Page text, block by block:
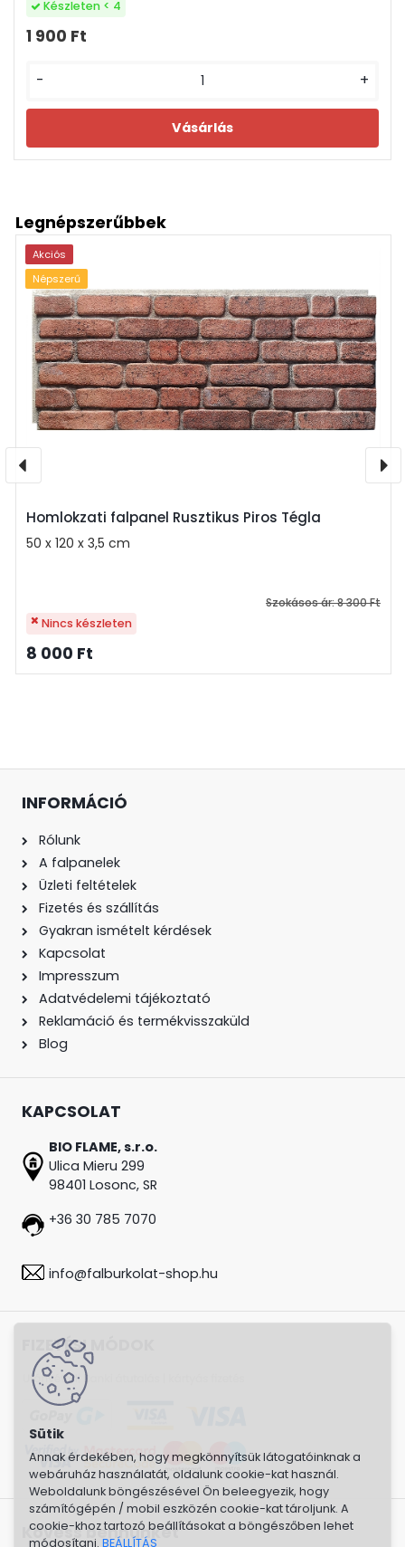
Annak érdekében, hogy megkönnyítsük látogatóinknak a
webáruház használatát, oldalunk cookie-kat használ.
Weboldalunk böngészésével Ön beleegyezik, hogy
számítógépén / mobil eszközén cookie-kat tároljunk. A
cookie-khoz tartozó beállításokat a böngészőben lehet
módosítani. BEÁLLÍTÁS
1 900 Ft
Készleten < 4
- +
Legnépszerűbbek
Homlokzati falpanel Rusztikus Piros Tégla
50 x 120 x 3,5 cm
Szokásos ár:8 300 Ft
8 000 Ft
Nincs készleten
Akciós
Népszerű
INFORMÁCIÓ
Rólunk
A falpanelek
Üzleti feltételek
Fizetés és szállítás
Gyakran ismételt kérdések
Kapcsolat
Impresszum
Adatvédelemi tájékoztató
Reklamáció és termékvisszaküld
Blog
KAPCSOLAT
BIO FLAME, s.r.o.
Ulica Mieru 299
98401 Losonc, SR
+36 30 785 7070
info@falburkolat-shop.hu
FIZETÉSI MÓDOK
Kövess bennünket